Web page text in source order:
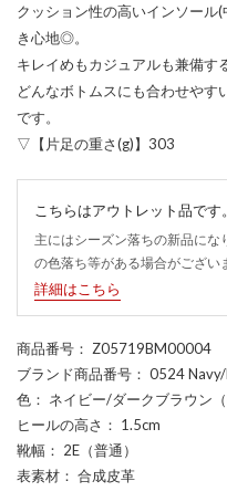
クッション性の高いインソール
き心地◎。
キレイめもカジュアルも兼備す
どんなボトムスにも合わせやす
です。
▽【片足の重さ(g)】303
こちらはアウトレット品です。
主にはシーズン落ちの新品に
の色落ち等がある場合がござい
詳細はこちら
商品番号 ： Z05719BM00004
ブランド商品番号 ： 0524
色 ： ネイビー/ダークブラウン
ヒールの高さ ： 1.5cm
靴幅 ： 2E（普通）
表素材 ： 合成皮革